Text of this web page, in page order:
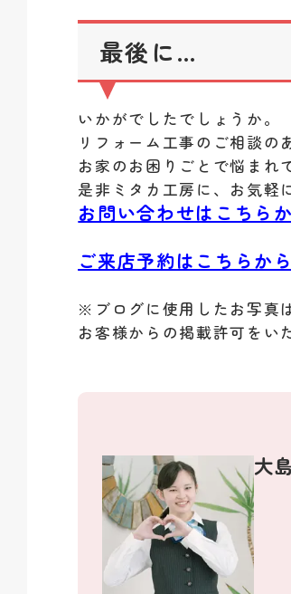
最後に…
いかがでしたでしょうか。
リフォーム工事のご相談の
お家のお困りごとで悩まれ
是非ミタカ工房に、お気軽
お問い合わせはこちら
ご来店予約はこちらから
※ブログに使用したお写真
お客様からの掲載許可をい
大